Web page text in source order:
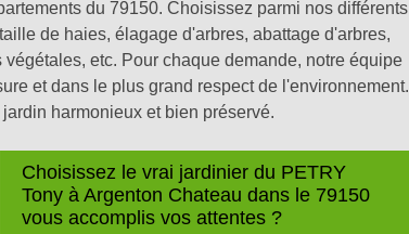
du 79150. Choisissez parmi nos différents
de haies, élagage d'arbres, abattage d'arbres,
etc. Pour chaque demande, notre équipe
et dans le plus grand respect de l'environnement.
harmonieux et bien préservé.
Choisissez le vrai jardinier du PETRY
Tony à Argenton Chateau dans le 79150
vous accomplis vos attentes ?